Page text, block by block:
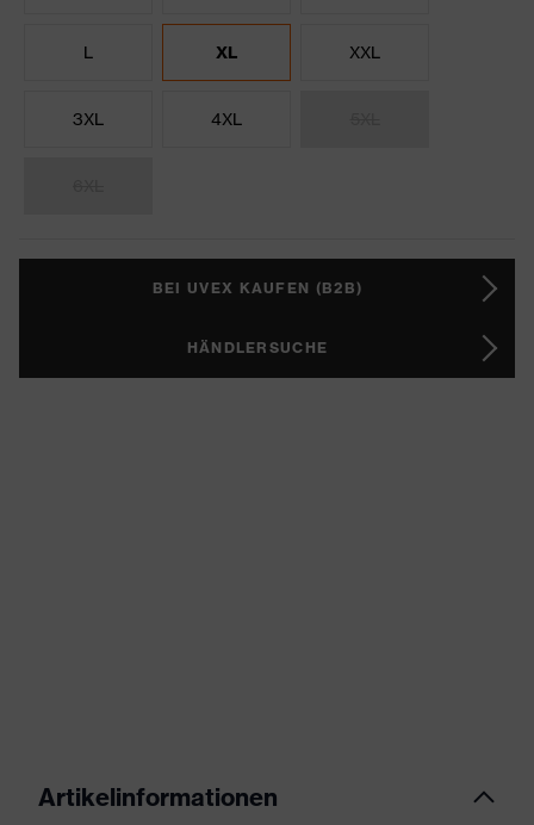
L XL XXL
3XL 4XL
BEI UVEX KAUFEN (B2B)
HÄNDLERSUCHE
Artikelinformationen